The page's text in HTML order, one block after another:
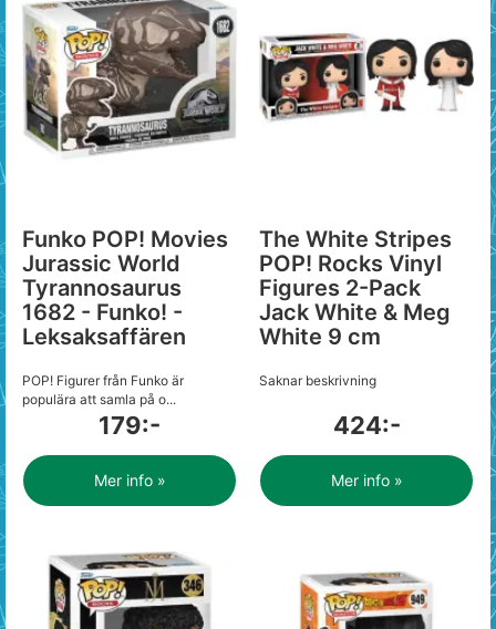
Funko POP! Movies
Jurassic World
Tyrannosaurus
1682 - Funko! -
Leksaksaffären
POP! Figurer från Funko är
populära att samla på o...
179:-
Mer info »
The White Stripes
POP! Rocks Vinyl
Figures 2-Pack
Jack White & Meg
White 9 cm
Saknar beskrivning
424:-
Mer info »